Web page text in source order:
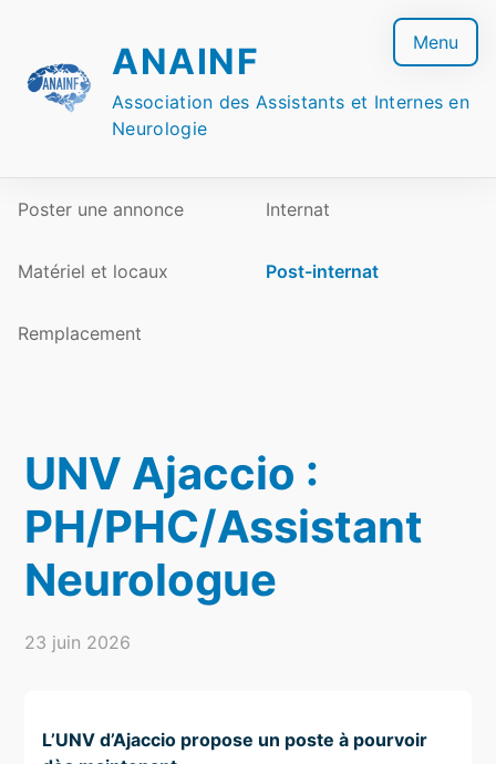
content
ANAINF
Association des Assistants et Internes en
Neurologie
Menu
Poster une annonce Internat
Matériel et locaux Post-internat
Remplacement
UNV Ajaccio :
PH/PHC/Assistant
Neurologue
23 juin 2026
L’UNV d’Ajaccio propose un poste à pourvoir